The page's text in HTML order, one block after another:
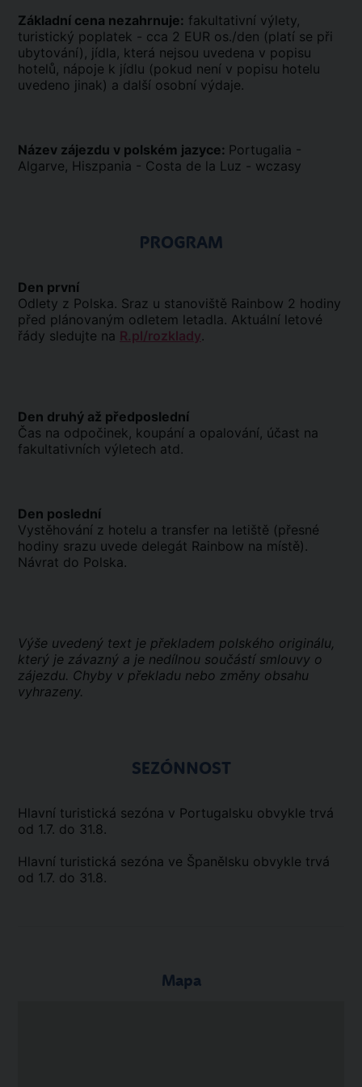
Základní cena nezahrnuje: fakultativní výlety,
turistický poplatek - cca 2 EUR os./den (platí se při
ubytování), jídla, která nejsou uvedena v popisu
hotelů, nápoje k jídlu (pokud není v popisu hotelu
uvedeno jinak) a další osobní výdaje.
Název zájezdu v polském jazyce: Portugalia -
Algarve, Hiszpania - Costa de la Luz - wczasy
PROGRAM
Den první
Odlety z Polska. Sraz u stanoviště Rainbow 2 hodiny
před plánovaným odletem letadla. Aktuální letové
řády sledujte na R.pl/rozklady.
Den druhý až předposlední
Čas na odpočinek, koupání a opalování, účast na
fakultativních výletech atd.
Den poslední
Vystěhování z hotelu a transfer na letiště (přesné
hodiny srazu uvede delegát Rainbow na místě).
Návrat do Polska.
Výše uvedený text je překladem polského originálu,
který je závazný a je nedílnou součástí smlouvy o
zájezdu. Chyby v překladu nebo změny obsahu
vyhrazeny.
SEZÓNNOST
Hlavní turistická sezóna v Portugalsku obvykle trvá
od 1.7. do 31.8.
Hlavní turistická sezóna ve Španělsku obvykle trvá
od 1.7. do 31.8.
Mapa